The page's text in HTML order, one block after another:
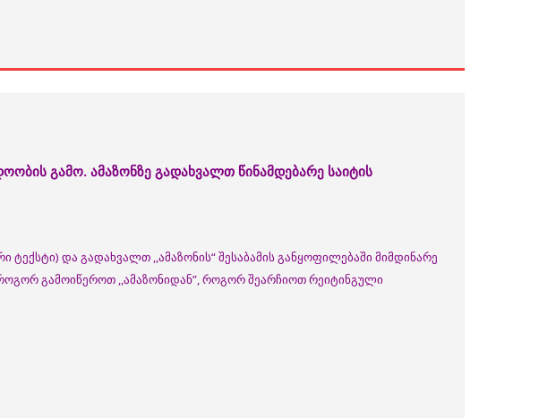
გამო. ამაზონზე გადახვალთ წინამდებარე საიტის
და გადახვალთ ,,ამაზონის“ შესაბამის განყოფილებაში მიმდინარე
გამოიწეროთ ,,ამაზონიდან”, როგორ შეარჩიოთ რეიტინგული